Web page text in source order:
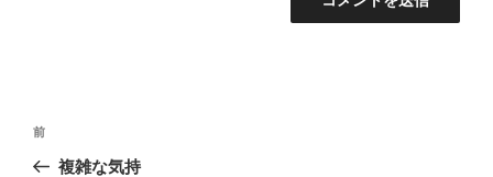
投
前
の
前
複雑な気持